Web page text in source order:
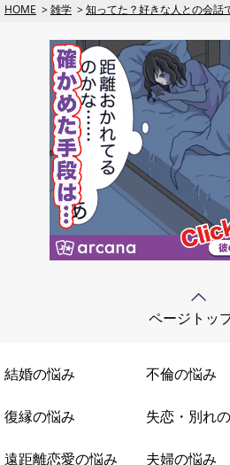
HOME 雑学 知ってた？好きな人との会話
ページトッ
結婚の悩み 不倫の悩み
復縁の悩み 失恋・別れ
遠距離恋愛の悩み 夫婦の悩み